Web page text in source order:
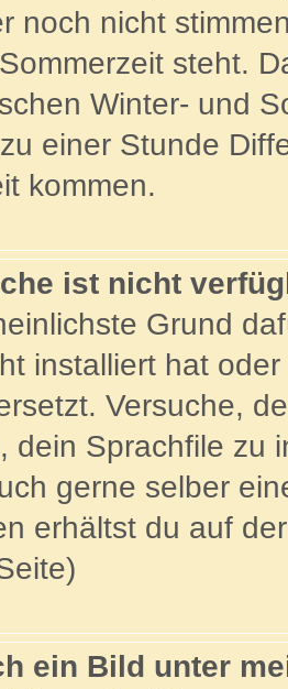
noch nicht
steht.
Winter- und
einer Stunde
kommen.
ist nicht
Grund
installiert hat
Versuche,
dein Sprachfile zu
gerne selber
erhältst du auf
ein Bild unter